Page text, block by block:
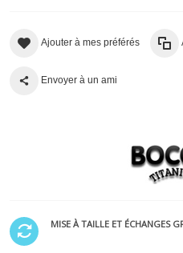
Ajouter à mes préférés
Envoyer à un ami
MISE À TAILLE ET ÉCHANGES